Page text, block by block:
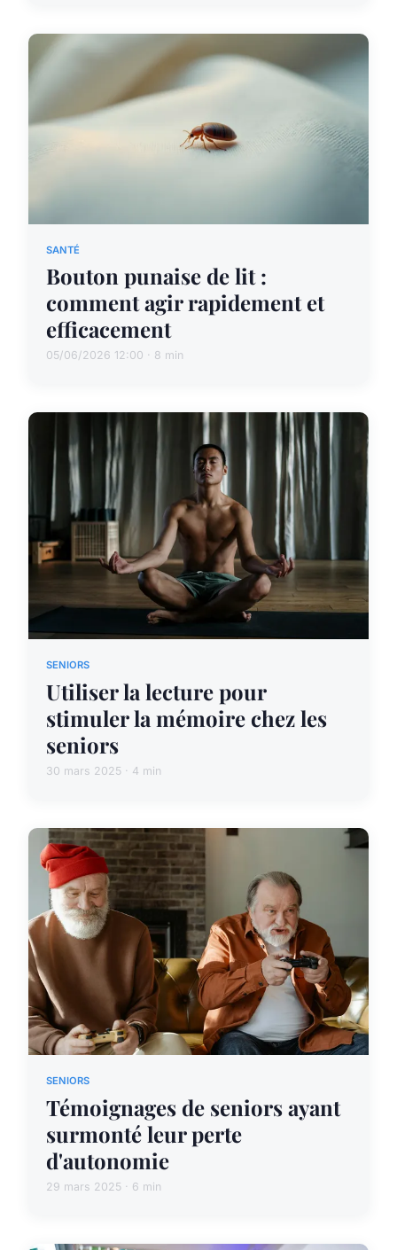
SANTÉ
Bouton punaise de lit :
comment agir rapidement et
efficacement
05/06/2026 12:00 · 8 min
SENIORS
Utiliser la lecture pour
stimuler la mémoire chez les
seniors
30 mars 2025 · 4 min
SENIORS
Témoignages de seniors ayant
surmonté leur perte
d'autonomie
29 mars 2025 · 6 min